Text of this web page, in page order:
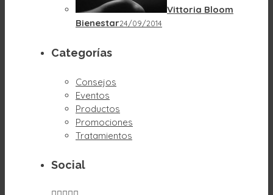
Vittoria Bloom
Bienestar24/09/2014
Categorías
Consejos
Eventos
Productos
Promociones
Tratamientos
Social